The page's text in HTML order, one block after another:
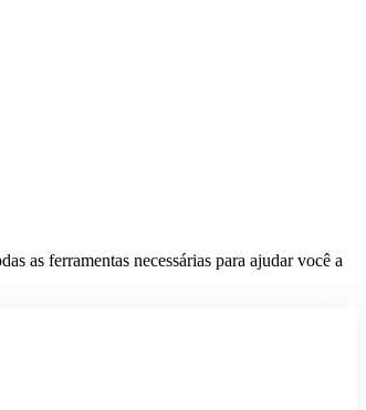
as ferramentas necessárias para ajudar você a